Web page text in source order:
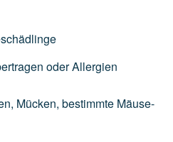
oderAllergien
Mücken, bestimmte Mäuse-